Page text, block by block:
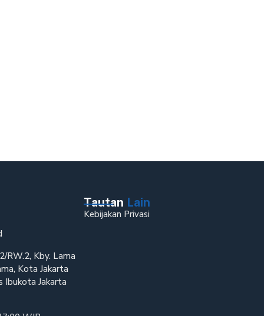
RW.2, Kby. Lama
Kota Jakarta
Ibukota Jakarta
Tautan Lain
Kebijakan Privasi